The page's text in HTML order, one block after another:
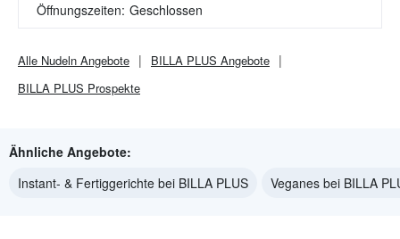
Öffnungszeiten: Geschlossen
Alle Nudeln Angebote BILLA PLUS Angebote
BILLA PLUS Prospekte
Ähnliche Angebote:
Instant- & Fertiggerichte bei BILLA PLUS
Veganes bei BILLA